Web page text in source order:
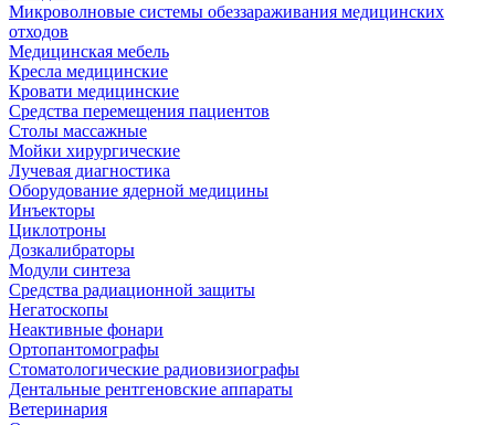
Микроволновые системы обеззараживания медицинских
отходов
Медицинская мебель
Кресла медицинские
Кровати медицинские
Средства перемещения пациентов
Столы массажные
Мойки хирургические
Лучевая диагностика
Оборудование ядерной медицины
Инъекторы
Циклотроны
Дозкалибраторы
Модули синтеза
Средства радиационной защиты
Негатоскопы
Неактивные фонари
Ортопантомографы
Стоматологические радиовизиографы
Дентальные рентгеновские аппараты
Ветеринария